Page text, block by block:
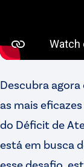
Descubra
as mais
do Déficit de
está em busca
esse desafio,